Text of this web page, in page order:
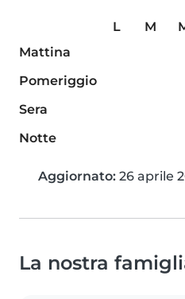
L M
Mattina
Pomeriggio
Sera
Notte
Aggiornato: 26 aprile
La nostra